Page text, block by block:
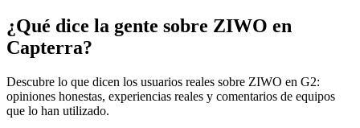
¿Qué dice la gente sobre ZIWO en
Capterra?
Descubre lo que dicen los usuarios reales sobre ZIWO en G2:
opiniones honestas, experiencias reales y comentarios de equipos
que lo han utilizado.